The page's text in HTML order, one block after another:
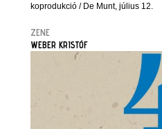
koprodukció / De Munt, július 12.
ZENE
WEBER KRISTÓF